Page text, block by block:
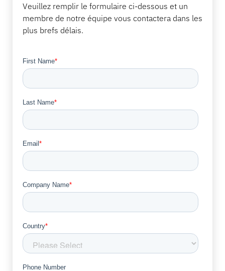
Veuillez remplir le formulaire ci-dessous et un
membre de notre équipe vous contactera dans les
plus brefs délais.